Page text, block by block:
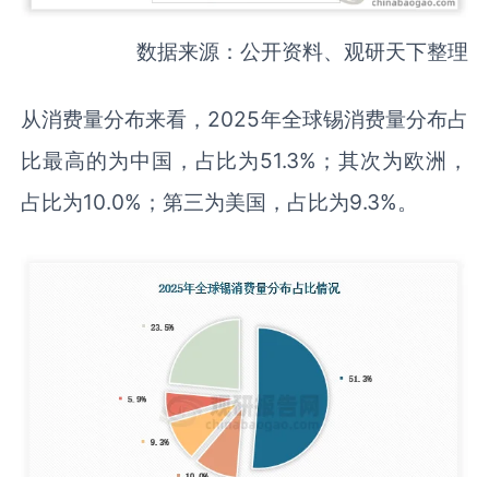
数据来源：公开资料、观研天下整理
从消费量分布来看，2025年全球锡消费量分布占
比最高的为中国，占比为51.3%；其次为欧洲，
占比为10.0%；第三为美国，占比为9.3%。